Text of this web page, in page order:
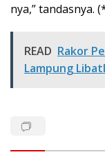
nya,” tandasnya.
READ Rakor
Lampung